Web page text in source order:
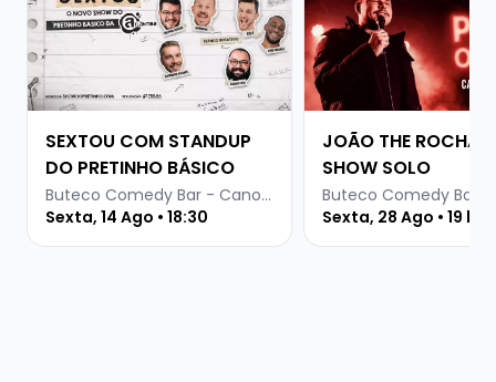
SEXTOU COM STANDUP
DO PRETINHO BÁSICO
Buteco Comedy Bar - Canoas
Sexta, 14 Ago • 18:30
JOÃO THE ROCHA -
SHOW SOLO
Sexta, 28 Ago • 19